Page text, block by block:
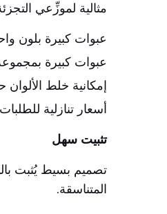
مثالية لموزِّعي
عبوات كبيرة بلون
عبوات كبيرة
إمكانية خلط
أسعار تنازلية
تثبيت سهل
تصميم بسيط يُثبت
المتناسقة.